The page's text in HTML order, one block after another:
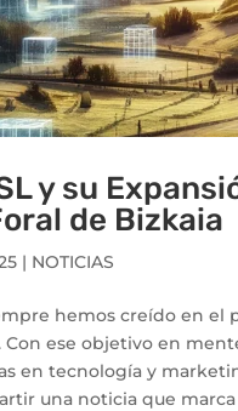
y su
de Bizkaia
| NOTICIAS
hemos creído en
Con ese objetivo en
en tecnología y
una noticia que